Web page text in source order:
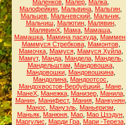
Маленков Малер Малка
Малофейкин Мальвина Мальгин
Мальцев Мальчевский Мальчик
Мальчиш
Малютин, Малявин,
МалявинХ Мама Мамаша
Мамашка Мамина паскуда Маммен
Маммуся Стребкова, Мамонтов,
Мамочка, Мамуся, Мамуся Хуйла,
Мамут, Манда, Мандела, Мандель,
Мандельштам
Мандовошка,
Мандовошки, Мандовошкина,
Мандолина Мандоотсос
Мандохвостов-Вербуёцкий.
Мане,
МанеХ, Манежка, Манизер, Манила,
Манин, Манифест, Мания, Манкунян,
Манос
Мануэль, Маньеризм
Маньяк Манюня Мао Мао Цзэдун
Маргулис
Марди Гра Мари -Тереза